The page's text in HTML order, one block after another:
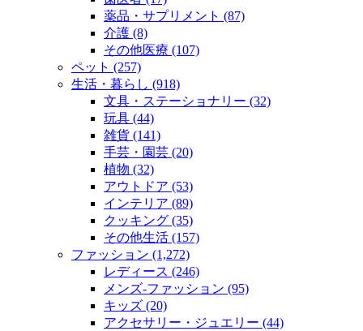
薬品・サプリメント (87)
介護 (8)
その他医療 (107)
ペット (257)
生活・暮らし (918)
文具・ステーショナリー (32)
玩具 (44)
雑貨 (141)
手芸・園芸 (20)
植物 (32)
アウトドア (53)
インテリア (89)
クッキング (35)
その他生活 (157)
ファッション (1,272)
レディース (246)
メンズ‐ファッション (95)
キッズ (20)
アクセサリー・ジュエリー (44)